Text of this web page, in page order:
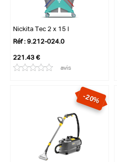
Nickita Tec 2 x 15 l
Réf : 9.212-024.0
221.43 €
avis
-20%